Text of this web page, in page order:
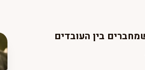
בין העובדים